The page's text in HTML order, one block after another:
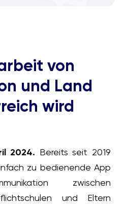
von
und Land
wird
2024. Bereits seit 2019
zu bedienende App
zwischen
und Eltern